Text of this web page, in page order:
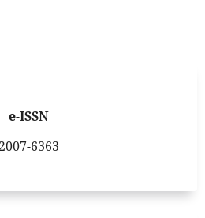
e-ISSN
6363